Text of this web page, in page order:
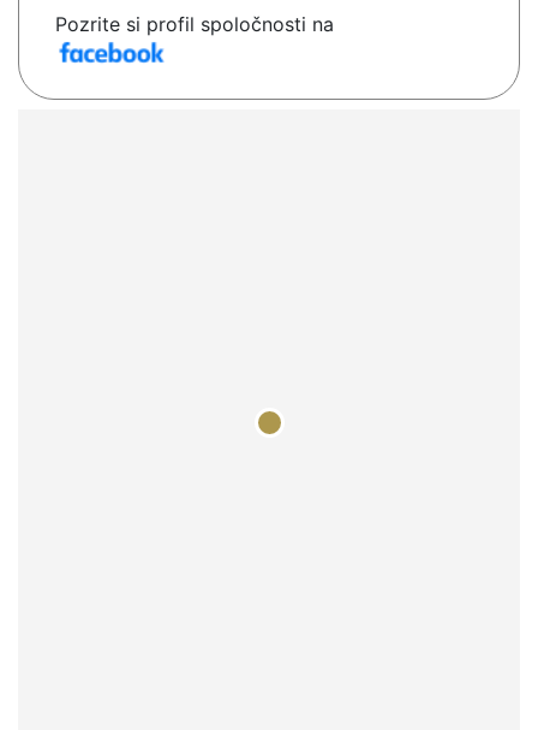
Pozrite si profil spoločnosti na